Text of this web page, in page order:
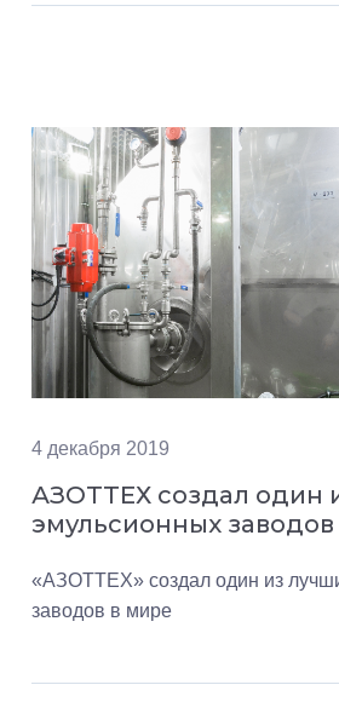
4 декабря 2019
АЗОТТЕХ создал один
эмульсионных
«АЗОТТЕХ» создал один из
заводов в мире